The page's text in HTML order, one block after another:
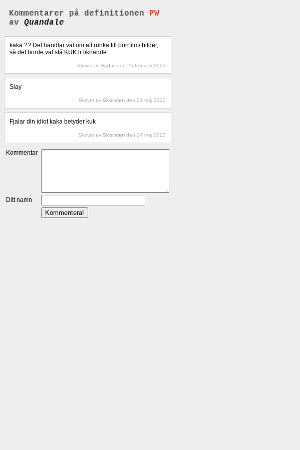
Kommentarer på definitionen PW
av Quandale
kaka ?? Det handlar väl om att runka till porrfilm/ bilder,
så det borde väl stå KUK lr liknande.
Skrivet av Fjalar den 25 februari 2023
Slay
Skrivet av Skorsten den 24 maj 2023
Fjalar din idiot kaka betyder kuk
Skrivet av Skorsten den 24 maj 2023
Kommentar
Ditt namn